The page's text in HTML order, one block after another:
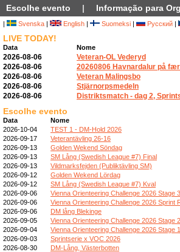
Escolhe evento | Informação para
| Svenska | English | Suomeksi | Русский |
LIVE TODAY!
Data Nome
2026-08-06
Veteran-OL Vederyd
2026-08-06
20260806 Havnardalur på
2026-08-06
Veteran Malingsbo
2026-08-06
Stjärnorpsmedeln
2026-08-06
Distriktsmatch - dag 2,
Escolhe evento
Data
Nome
2026-10-04
TEST 1 - DM-Hold 2026
2026-09-17
Veterantävling 26-16
2026-09-13
Golden Wekend Söndag
2026-09-13
SM Lång (Swedish League #7) Final
2026-09-13
Vildmarksfejden (Publiktävling SM)
2026-09-12
Golden Wekend Lördag
2026-09-12
SM Lång (Swedish League #7) Kval
2026-09-06
Vienna Orienteering Challenge 2026 Stage 3
2026-09-06
Vienna Orienteering Challenge 2026 Sprint
2026-09-06
DM lång Blekinge
2026-09-05
Vienna Orienteering Challenge 2026 Stage 2
2026-09-04
Vienna Orienteering Challenge 2026 Stage 1
2026-09-03
Sprintserie x VOC 2026
2026-08-30
DM-Lång, Västerbotten